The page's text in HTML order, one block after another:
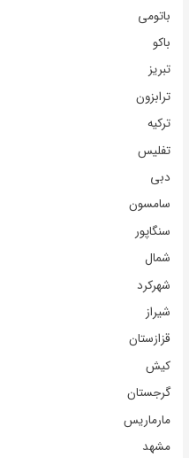
باتومی
باکو
تبریز
ترابزون
ترکیه
تفلیس
دبی
سامسون
سنگاپور
شمال
شهرکرد
شیراز
قزازستان
کیش
گرجستان
مارماریس
مشهد